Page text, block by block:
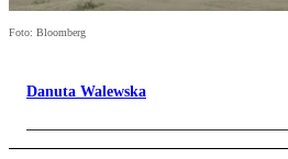
Foto: Bloomberg
Danuta Walewska